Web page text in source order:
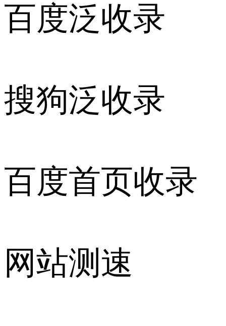
百度泛收录
搜狗泛收录
百度首页收录
网站测速